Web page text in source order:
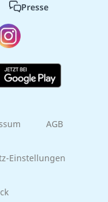
Presse
AGB
Einstellungen